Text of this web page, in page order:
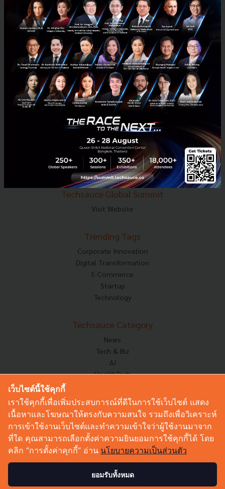
E-mail :contact@techsauce.co
Tel : 02-001-5375
Mobile : 06-4658-9500
Techsauce Media
About Techsauce
Techsauce Services
Privacy Policy
ส่งบทความ
Techsauce Global Summit
Visit Website
Trending Tags
Corporate Innovation
Digital Transformation
E-Commerce
Startup
Technology
Techsauce Category
News
Tech & Biz
AI
HealthTech
Corp Innov
Saucy Thoughts
Sustainable
Videos
Podcast
เว็บไซต์นี้ใช้คุกกี้
เราใช้คุกกี้เพื่อเพิ่มประสบการณ์ที่ดีในการใช้เว็บไซต์ แสดง
เนื้อหาและโฆษณาให้ตรงกับความสนใจ รวมถึงเพื่อวิเคราะห์
การเข้าใช้งานเว็บไซต์และทำความเข้าใจว่าผู้ใช้งานมาจาก
ที่ใด คุณสามารถเลือกตั้งค่าความยินยอมการใช้คุกกี้ได้ โดย
คลิก “การตั้งค่าคุกกี้” อ่าน นโยบายความเป็นส่วนตัว
ยอมรับทั้งหมด